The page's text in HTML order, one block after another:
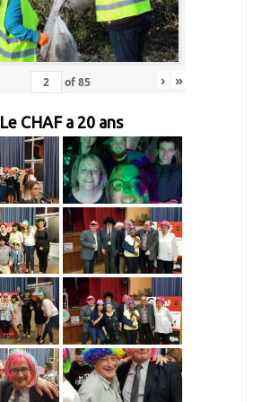
of85 › »
Le CHAF a 20 ans